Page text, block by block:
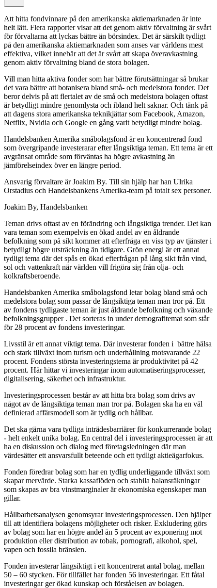
Att hitta fondvinnare på den amerikanska aktiemarknaden är inte
helt lätt. Flera rapporter visar att det genom aktiv förvaltning är svårt
för förvaltarna att lyckas bättre än börsindex. Det är särskilt tydligt
på den amerikanska aktiemarknaden som anses var världens mest
effektiva, vilket innebär att det är svårt att skapa överavkastning
genom aktiv förvaltning bland de stora bolagen.
Vill man hitta aktiva fonder som har bättre förutsättningar så brukar
det vara bättre att botanisera bland små- och medelstora fonder. Det
beror delvis på att flertalet av de små och medelstora bolagen oftast
är betydligt mindre genomlysta och ibland helt saknar. Och tänk på
att dagens stora amerikanska teknikjättar som Facebook, Amazon,
Netflix, Nvidia och Google en gång varit betydligt mindre bolag.
Handelsbanken Amerika småbolagsfond är en koncentrerad fond
som övergripande investerarar efter långsiktiga teman. Ett tema är ett
avgränsat område som förväntas ha högre avkastning än
jämförelseindex över en längre period.
Ansvarig förvaltare är Joakim By. Till sin hjälp har han Ulrika
Orstadius och Handelsbankens Amerika-team på totalt sex personer.
Joakim By, Handelsbanken
Teman drivs oftast av en förändring och långsiktiga trender. Det kan
vara teman som exempelvis en ökad andel av en åldrande
befolkning som på sikt kommer att efterfråga en viss typ av tjänster i
betydligt högre utsträckning än tidigare. Grön energi är ett annat
tydligt tema där det spås en ökad efterfrågan på lång sikt från vind,
sol och vattenkraft när världen vill frigöra sig från olja- och
kolkraftsberoende.
Handelsbanken Amerika småbolagsfond letar bolag bland små och
medelstora bolag som passar de långsiktiga teman man tror på. Ett
av fondens tydligaste teman är just åldrande befolkning och växande
befolkningsgrupper . Det sorteras in under demografitemat som står
för 28 procent av fondens investeringar.
Livsstil är ett annat viktigt tema. Där investerar fonden i bättre hälsa
och stark tillväxt inom turism och underhållning motsvarande 22
procent. Fondens största investeringstema är produktivitet på 42
procent. Här hittar vi investeringar inom automatiseringsprocesser,
digitalisering, säkerhet och infrastruktur.
Investeringsprocessen består av att hitta bra bolag som drivs av
något av de långsiktiga teman man tror på. Bolagen ska ha en väl
definierad affärsmodell som är tydlig och hållbar.
Det ska gärna vara tydliga inträdesbarriärer för konkurrerande bolag
- helt enkelt unika bolag. En central del i investeringsprocessen är att
ha en diskussion och dialog med företagsledningen där man
värdesätter ett ansvarsfullt beteende och ett tydligt aktieägarfokus.
Fonden föredrar bolag som har en tydlig underliggande tillväxt som
skapar mervärde. Starka kassaflöden och stabila balansräkningar
som skapas av bra vinstmarginaler är ekonomiska egenskaper man
gillar.
Hållbarhetsanalysen genomsyrar investeringsprocessen. Den hjälper
till att identifiera bolagens möjligheter och risker. Exkludering görs
av bolag som har en högre andel än 5 procent av exponering mot
produktion eller distribution av tobak, pornografi, alkohol, spel,
vapen och fossila bränslen.
Fonden investerar långsiktigt i ett koncentrerat antal bolag, mellan
50 – 60 stycken. För tillfället har fonden 56 investeringar. Ett fåtal
investeringar ger ökad kunskap och förståelsen av bolagen.